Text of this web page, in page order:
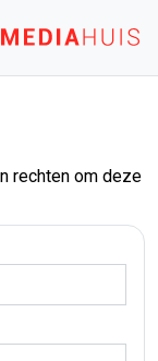
rechten om deze